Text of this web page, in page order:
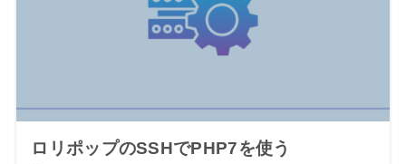
ロリポップのSSHでPHP7を使う